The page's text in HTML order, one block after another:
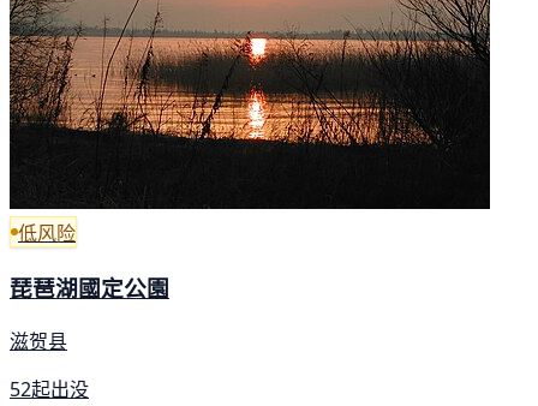
低风险
琵琶湖國定公園
滋贺县
52起出没